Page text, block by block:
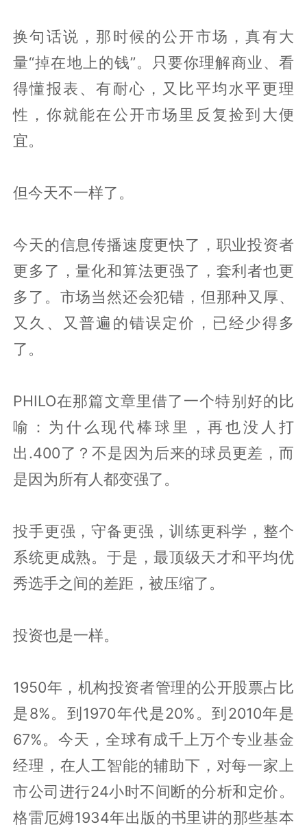
换句话说，那时候的公开市场，真有大
量“掉在地上的钱”。只要你理解商业、看
得懂报表、有耐心，又比平均水平更理
性，你就能在公开市场里反复捡到大便
宜。
但今天不一样了。
今天的信息传播速度更快了，职业投资者
更多了，量化和算法更强了，套利者也更
多了。市场当然还会犯错，但那种又厚、
又久、又普遍的错误定价，已经少得多
了。
PHILO在那篇文章里借了一个特别好的比
喻：为什么现代棒球里，再也没人打
出.400了？不是因为后来的球员更差，而
是因为所有人都变强了。
投手更强，守备更强，训练更科学，整个
系统更成熟。于是，最顶级天才和平均优
秀选手之间的差距，被压缩了。
投资也是一样。
1950年，机构投资者管理的公开股票占比
是8%。到1970年代是20%。到2010年是
67%。今天，全球有成千上万个专业基金
经理，在人工智能的辅助下，对每一家上
市公司进行24小时不间断的分析和定价。
格雷厄姆1934年出版的书里讲的那些基本